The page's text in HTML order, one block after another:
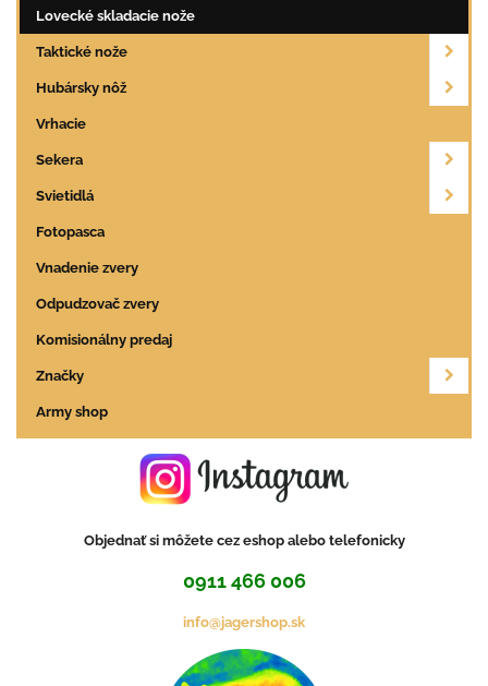
Lovecké skladacie nože
Taktické nože
Hubársky nôž
Vrhacie
Sekera
Svietidlá
Fotopasca
Vnadenie zvery
Odpudzovač zvery
Komisionálny predaj
Značky
Army shop
Objednať si môžete cez eshop alebo telefonicky
0911 466 006
info@jagershop.sk